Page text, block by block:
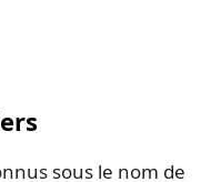
sous le nom de